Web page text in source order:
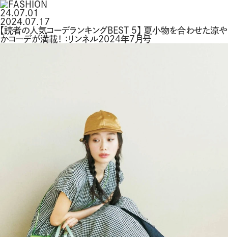
24.07.01
2024.07.17
【読者の人気コーデランキングBEST 5】 夏小物を合わせた涼や
かコーデが満載！ ：リンネル2024年7月号